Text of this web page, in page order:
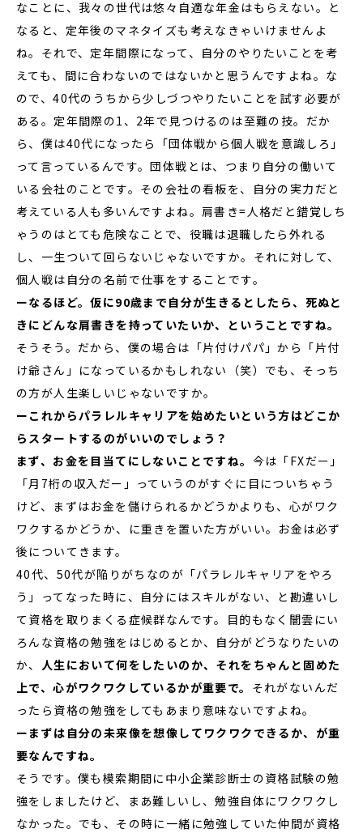
なことに、我々の世代は悠々自適な年金はもらえない。と
なると、定年後のマネタイズも考えなきゃいけませんよ
ね。それで、定年間際になって、自分のやりたいことを考
えても、間に合わないのではないかと思うんですよね。な
ので、40代のうちから少しづつやりたいことを試す必要が
ある。定年間際の1、2年で見つけるのは至難の技。だか
ら、僕は40代になったら「団体戦から個人戦を意識しろ」
って言っているんです。団体戦とは、つまり自分の働いて
いる会社のことです。その会社の看板を、自分の実力だと
考えている人も多いんですよね。肩書き=人格だと錯覚しち
ゃうのはとても危険なことで、役職は退職したら外れる
し、一生ついて回らないじゃないですか。それに対して、
個人戦は自分の名前で仕事をすることです。
ーなるほど。仮に90歳まで自分が生きるとしたら、死ぬと
きにどんな肩書きを持っていたいか、ということですね。
そうそう。だから、僕の場合は「片付けパパ」から「片付
け爺さん」になっているかもしれない（笑）でも、そっち
の方が人生楽しいじゃないですか。
ーこれからパラレルキャリアを始めたいという方はどこか
らスタートするのがいいのでしょう？
まず、お金を目当てにしないことですね。 今は「FXだー」
「月7桁の収入だー」っていうのがすぐに目についちゃう
けど、まずはお金を儲けられるかどうかよりも、心がワク
ワクするかどうか、に重きを置いた方がいい。お金は必ず
後についてきます。
40代、50代が陥りがちなのが「パラレルキャリアをやろ
う」ってなった時に、自分にはスキルがない、と勘違いし
て資格を取りまくる症候群なんです。目的もなく闇雲にい
ろんな資格の勉強をはじめるとか、自分がどうなりたいの
か、 人生において何をしたいのか、それをちゃんと固めた
上で、心がワクワクしているかが重要で。 それがないんだ
ったら資格の勉強をしてもあまり意味ないですよね。
ーまずは自分の未来像を想像してワクワクできるか、が重
要なんですね。
そうです。僕も模索期間に中小企業診断士の資格試験の勉
強をしましたけど、まあ難しいし、勉強自体にワクワクし
なかった。でも、その時に一緒に勉強していた仲間が資格